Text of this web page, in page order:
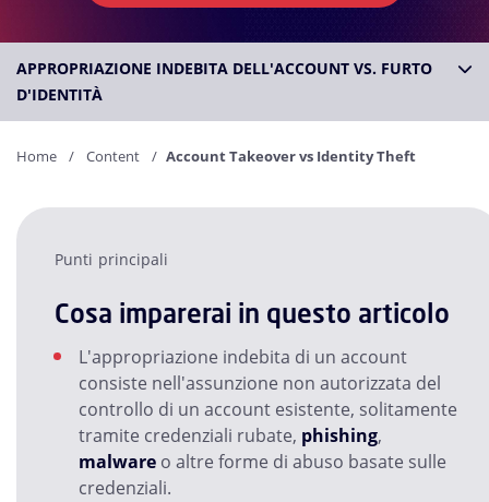
APPROPRIAZIONE INDEBITA DELL'ACCOUNT VS. FURTO
D'IDENTITÀ
Home Content Account Takeover vs Identity Theft
Punti principali
Cosa imparerai in questo articolo
L'appropriazione indebita di un account
consiste nell'assunzione non autorizzata del
controllo di un account esistente, solitamente
tramite credenziali rubate, phishing,
malware o altre forme di abuso basate sulle
credenziali.